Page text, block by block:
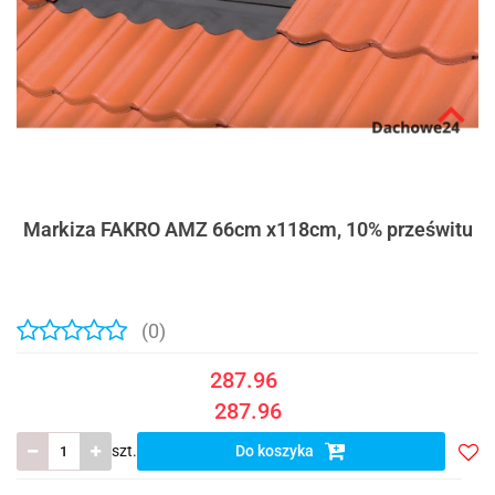
Markiza FAKRO AMZ 66cm x118cm, 10% prześwitu
(0)
287.96
287.96
szt. Do koszyka